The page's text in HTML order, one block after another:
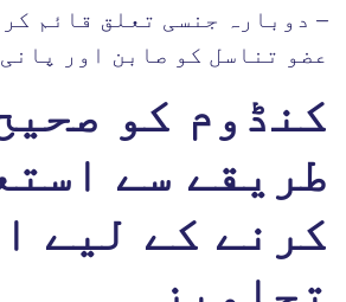
– دوبارہ جنسی تعلق قائم
عضو تناسل کو صابن اور پانی
کنڈوم کو
طریقے سے
کرنے کے لیے